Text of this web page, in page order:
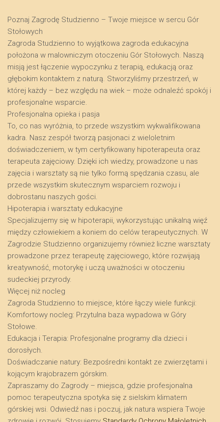
Poznaj Zagrodę Studzienno – Twoje miejsce w sercu Gór
Stołowych
​Zagroda Studzienno to wyjątkowa zagroda edukacyjna
położona w malowniczym otoczeniu Gór Stołowych. Naszą
misją jest łączenie wypoczynku z terapią, edukacją oraz
głębokim kontaktem z naturą. Stworzyliśmy przestrzeń, w
której każdy – bez względu na wiek – może odnaleźć spokój i
profesjonalne wsparcie.
​Profesjonalna opieka i pasja
​To, co nas wyróżnia, to przede wszystkim wykwalifikowana
kadra. Nasz zespół tworzą pasjonaci z wieloletnim
doświadczeniem, w tym certyfikowany hipoterapeuta oraz
terapeuta zajęciowy. Dzięki ich wiedzy, prowadzone u nas
zajęcia i warsztaty są nie tylko formą spędzania czasu, ale
przede wszystkim skutecznym wsparciem rozwoju i
dobrostanu naszych gości.
​Hipoterapia i warsztaty edukacyjne
​Specjalizujemy się w hipoterapii, wykorzystując unikalną więź
między człowiekiem a koniem do celów terapeutycznych. W
Zagrodzie Studzienno organizujemy również liczne warsztaty
prowadzone przez terapeutę zajęciowego, które rozwijają
kreatywność, motorykę i uczą uważności w otoczeniu
sudeckiej przyrody.
​Więcej niż nocleg
​Zagroda Studzienno to miejsce, które łączy wiele funkcji:
​Komfortowy nocleg: Przytulna baza wypadowa w Góry
Stołowe.
​Edukacja i Terapia: Profesjonalne programy dla dzieci i
dorosłych.
​Doświadczanie natury: Bezpośredni kontakt ze zwierzętami i
kojącym krajobrazem górskim.
​Zapraszamy do Zagrody – miejsca, gdzie profesjonalna
pomoc terapeutyczna spotyka się z sielskim klimatem
górskiej wsi. Odwiedź nas i poczuj, jak natura wspiera Twoje